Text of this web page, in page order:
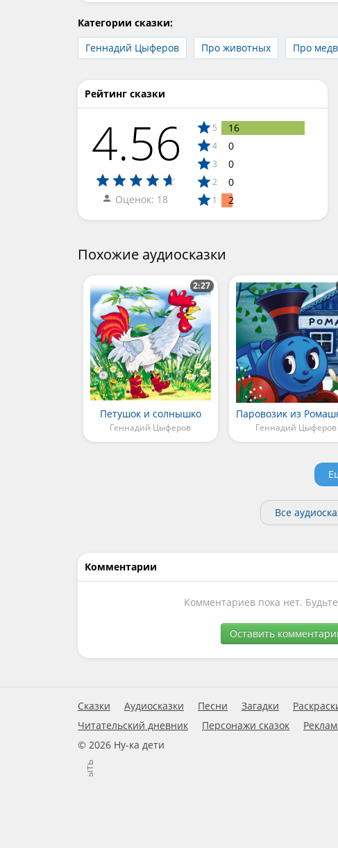
Категории сказки:
Геннадий Цыферов
Про животных Про
Рейтинг сказки
4.56
Оценок: 18
5 16
4 0
3 0
2 0
1 2
Похожие аудиосказки
Петушок и солнышко
Геннадий Цыферов
2:27
Геннадий Цыферов
Все
Комментарии
Комментариев пока нет.
Оставить
Сказки Аудиосказки Песни Загадки
Читательский дневник
Персонажи сказок
© 2026 Ну-ка дети
Закрыть